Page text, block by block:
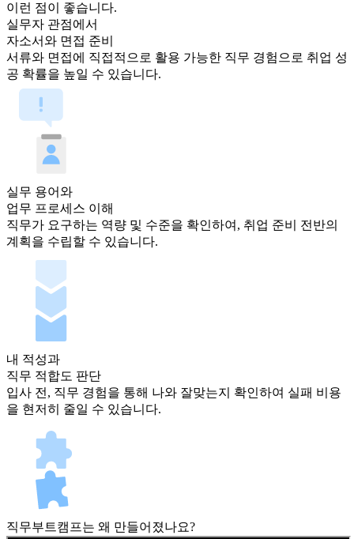
이런 점이 좋습니다.
실무자 관점에서
자소서와 면접 준비
서류와 면접에 직접적으로 활용 가능한 직무 경험으로 취업 성
공 확률을 높일 수 있습니다.
실무 용어와
업무 프로세스 이해
직무가 요구하는 역량 및 수준을 확인하여, 취업 준비 전반의
계획을 수립할 수 있습니다.
내 적성과
직무 적합도 판단
입사 전, 직무 경험을 통해 나와 잘맞는지 확인하여 실패 비용
을 현저히 줄일 수 있습니다.
직무부트캠프는 왜 만들어졌나요?